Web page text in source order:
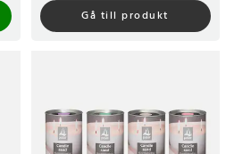
Gå till produkt